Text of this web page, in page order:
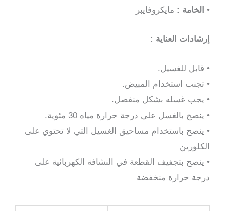
• الخامة : مايكروفايبر
إرشادات العناية :
• قابل للغسيل.
• تجنب استخدام المبيض.
• يجب غسله بشكل منفصل.
• ينصح بالغسل على درجة حرارة مياه 30 مئوية.
• ينصح باستخدام مساحيق الغسيل التي لا تحتوي على
الكلورين
• ينصح بتجفيف القطعة في النشافة الكهربائية على
درجة حرارة منخفضة